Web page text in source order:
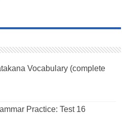
Vocabulary (complete
Practice: Test 16